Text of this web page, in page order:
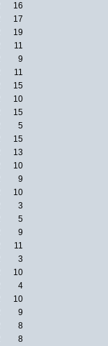
16
17
19
11
9
11
15
10
15
5
15
13
10
9
10
3
5
9
11
3
10
4
10
9
8
8